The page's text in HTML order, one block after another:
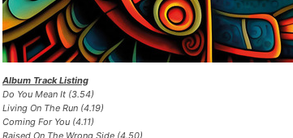
Album Track Listing
Do You Mean It (3.54)
Living On The Run (4.19)
Coming For You (4.11)
Raised On The Wrong Side (4.50)